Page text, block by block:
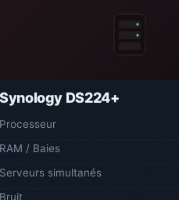
Synology DS224+
Processeur
RAM / Baies
Serveurs simultanés
Bruit